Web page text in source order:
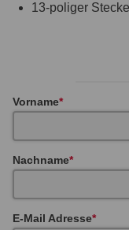
13-poliger
Vorname
Nachname
E-Mail Adresse